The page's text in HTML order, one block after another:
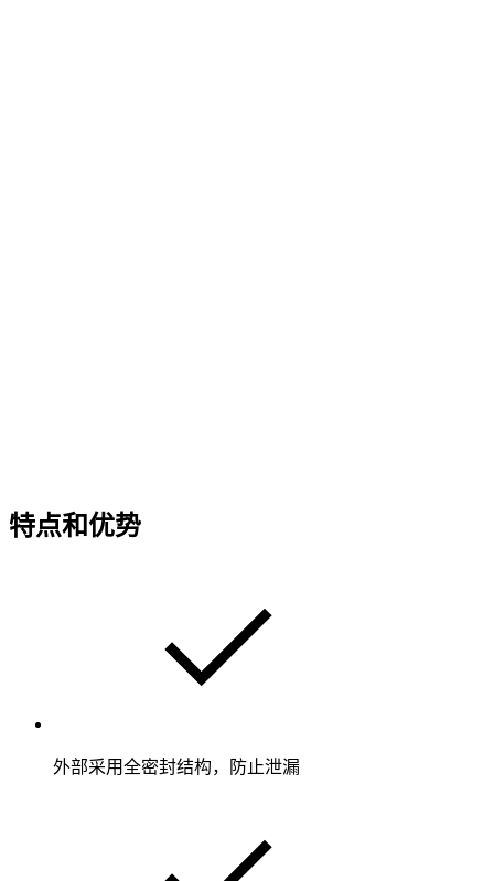
特点和优势
外部采用全密封结构，防止泄漏